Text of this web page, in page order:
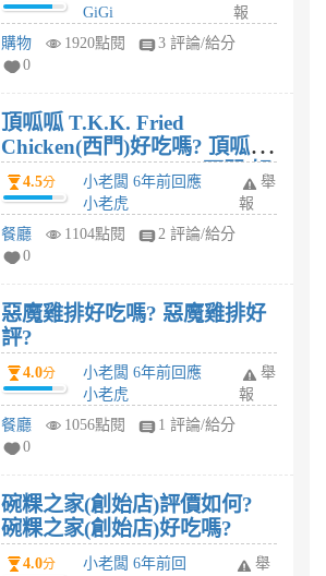
GiGi
報
購物
1920點閱
3 評論/給分
0
頂呱呱 T.K.K. Fried
Chicken(西門)好吃嗎? 頂呱呱
T.K.K. Fried Chicken(西門)好
評?
4.5分
小老闆 6年前回應
小老虎
舉
報
餐廳
1104點閱
2 評論/給分
0
惡魔雞排好吃嗎? 惡魔雞排好
評?
4.0分
小老闆 6年前回應
小老虎
舉
報
餐廳
1056點閱
1 評論/給分
0
碗粿之家(創始店)評價如何?
碗粿之家(創始店)好吃嗎?
4.0分
小老闆 6年前回
舉